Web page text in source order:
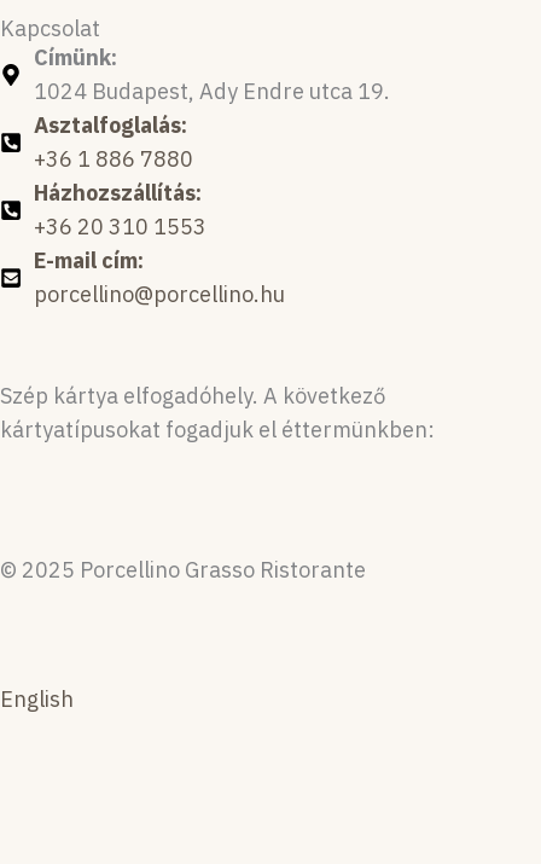
Kapcsolat
Címünk:
1024 Budapest, Ady Endre utca 19.
Asztalfoglalás:
+36 1 886 7880
Házhozszállítás:
+36 20 310 1553
E-mail cím:
porcellino@porcellino.hu
Szép kártya elfogadóhely. A következő
kártyatípusokat fogadjuk el éttermünkben:
© 2025 Porcellino Grasso Ristorante
English